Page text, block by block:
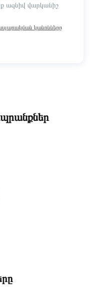
ազնիվ վարկանիշ
կանոնները